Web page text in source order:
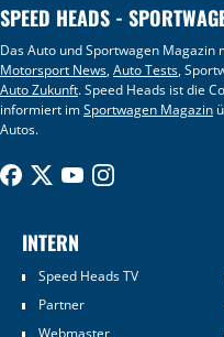
SPEED HEADS -
Das Auto und Sportwagen
Motorsport News,Auto Tests,
Auto Zukunft. Speed Heads ist die
informiert imSportwagen Magazin
Autos.
INTERN
Speed Heads TV
Partner